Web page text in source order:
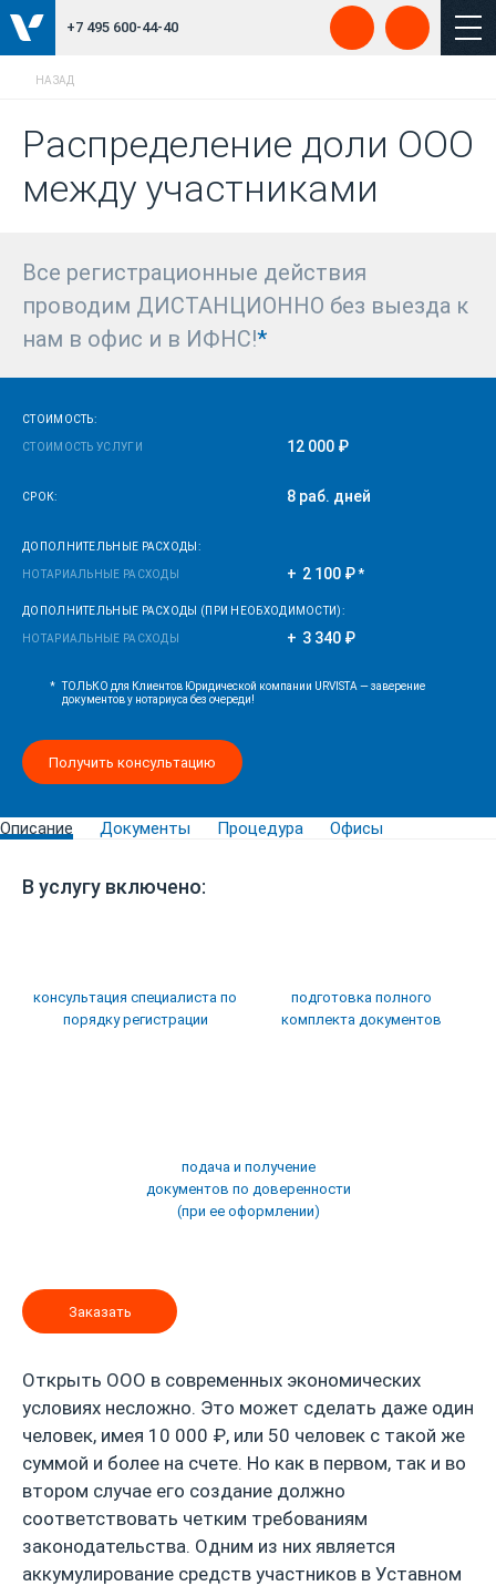
+7 495 600-44-40
НАЗАД
Распределение доли ООО
между участниками
Все регистрационные действия
проводим ДИСТАНЦИОННО без выезда к
нам в офис и в ИФНС!*
СТОИМОСТЬ:
СТОИМОСТЬ УСЛУГИ 12 000 ₽
СРОК: 8 раб. дней
ДОПОЛНИТЕЛЬНЫЕ РАСХОДЫ:
НОТАРИАЛЬНЫЕ РАСХОДЫ 2 100 ₽ *
ДОПОЛНИТЕЛЬНЫЕ РАСХОДЫ (ПРИ НЕОБХОДИМОСТИ):
НОТАРИАЛЬНЫЕ РАСХОДЫ 3 340 ₽
ТОЛЬКО для Клиентов Юридической компании URVISTA — заверение
документов у нотариуса без очереди!
*
Получить консультацию
Описание Документы Процедура Офисы
В услугу включено:
консультация специалиста по
порядку регистрации
подготовка полного
комплекта документов
подача и получение
документов по доверенности
(при ее оформлении)
Заказать
Открыть ООО в современных экономических
условиях несложно. Это может сделать даже один
человек, имея 10 000 ₽, или 50 человек с такой же
суммой и более на счете. Но как в первом, так и во
втором случае его создание должно
соответствовать четким требованиям
законодательства. Одним из них является
аккумулирование средств участников в Уставном